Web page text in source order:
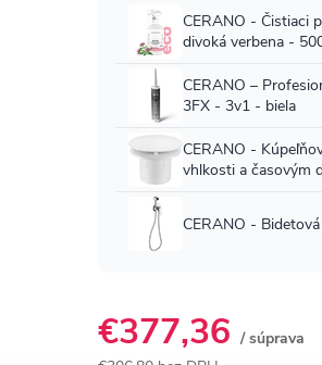
€377,36 / súprava